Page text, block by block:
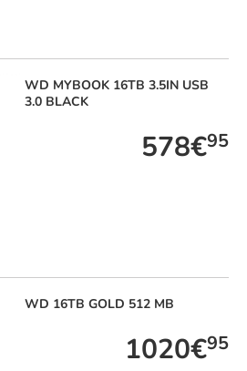
WD MYBOOK 16TB 3.5IN USB
3.0 BLACK
578€95
WD 16TB GOLD 512 MB
1020€95